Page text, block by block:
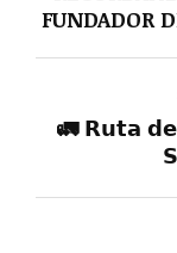
FUNDADOR
🚛 𝗥𝘂𝘁𝗮